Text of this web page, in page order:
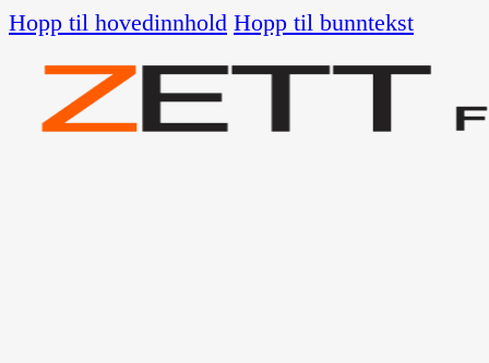
Hopp til hovedinnhold Hopp til bunntekst